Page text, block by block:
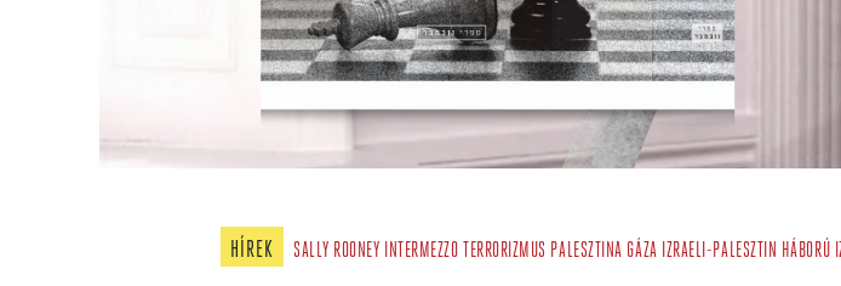
HÍREK SALLY ROONEY INTERMEZZO TERRORIZMUS PALESZTINA GÁZA IZRAELI-PALESZTIN HÁBORÚ